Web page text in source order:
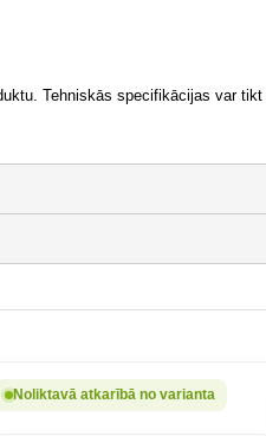
Tehniskās specifikācijas var
Noliktavā atkarībā no varianta